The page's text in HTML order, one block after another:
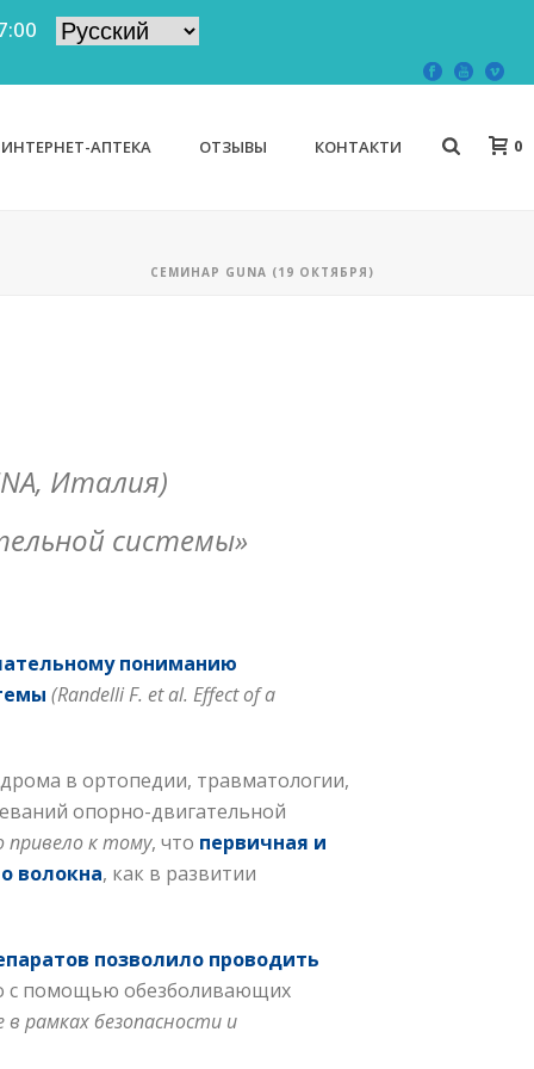
ИНТЕРНЕТ-АПТЕКА ОТЗЫВЫ КОНТАКТИ 0
СЕМИНАР GUNA (19 ОКТЯБРЯ)
Италия)
системы»
пониманию
(Randelli F. et al. Effect of a
в ортопедии, травматологии,
опорно-двигательной
привело к тому, что первичная и
волокна, как в развитии
позволило проводить
с помощью обезболивающих
рамках безопасности и